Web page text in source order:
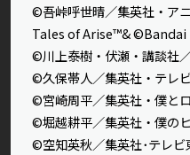
©吾峠呼世晴／集英社・ア
Tales of Arise™&
©川上泰樹・伏瀬・講談社
©久保帯人／集英社・テレ
©宮崎周平／集英社・僕と
©堀越耕平／集英社・僕の
©空知英秋／集英社･テレ